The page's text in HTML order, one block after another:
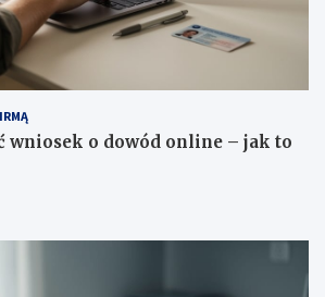
wniosek o dowód online – jak to